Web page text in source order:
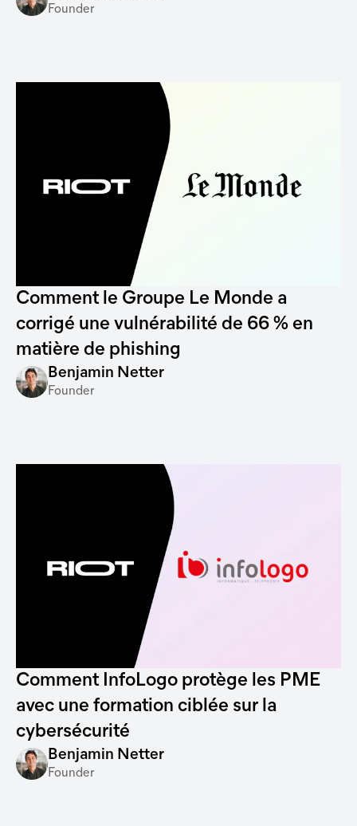
Founder
Comment le Groupe Le Monde a
corrigé une vulnérabilité de 66 % en
matière de phishing
Benjamin Netter
Founder
Comment InfoLogo protège les PME
avec une formation ciblée sur la
cybersécurité
Benjamin Netter
Founder